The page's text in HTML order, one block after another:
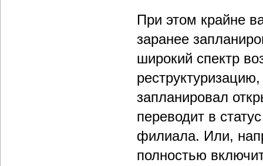
При этом крайне
заранее
широкий спектр
запланировал
переводит в
филиала. Или,
полностью